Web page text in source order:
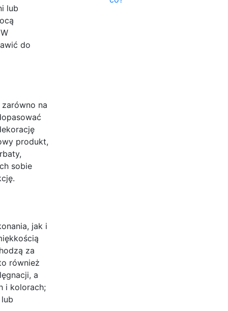
lub
do
na
produkt,
sobie
jak i
za
również
a
i kolorach;